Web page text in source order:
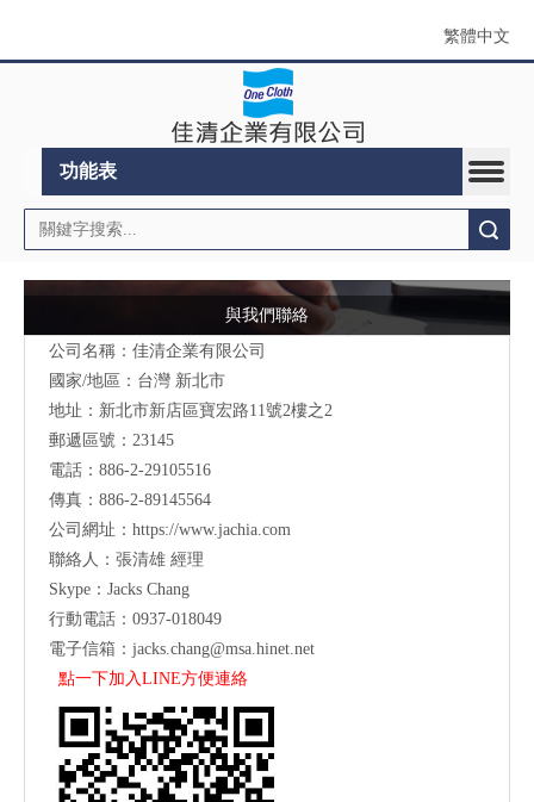
繁體中文
功能表
與我們聯絡
公司名稱：佳清企業有限公司
國家/地區：台灣 新北市
地址：新北市新店區寶宏路11號2樓之2
郵遞區號：23145
電話：886-2-29105516
傳真：886-2-89145564
公司網址： https://www.jachia.com
聯絡人：張清雄 經理
Skype：Jacks Chang
行動電話：0937-018049
電子信箱： jacks.chang@msa.hinet.net
點一下加入LINE方便連絡